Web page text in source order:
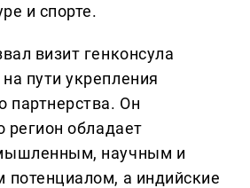
и спорте.
визит генконсула
пути укрепления
партнерства. Он
регион обладает
научным и
потенциалом, а индийские